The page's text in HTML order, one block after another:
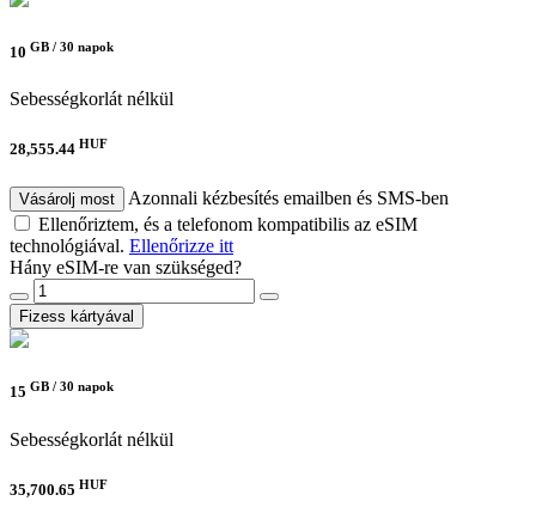
10 GB / 30 napok
Sebességkorlát nélkül
28,555.44 HUF
Vásárolj most
Azonnali kézbesítés emailben és SMS-ben
Ellenőriztem, és a telefonom kompatibilis az eSIM
technológiával. Ellenőrizze itt
Hány eSIM-re van szükséged?
Fizess kártyával
15 GB / 30 napok
Sebességkorlát nélkül
35,700.65 HUF